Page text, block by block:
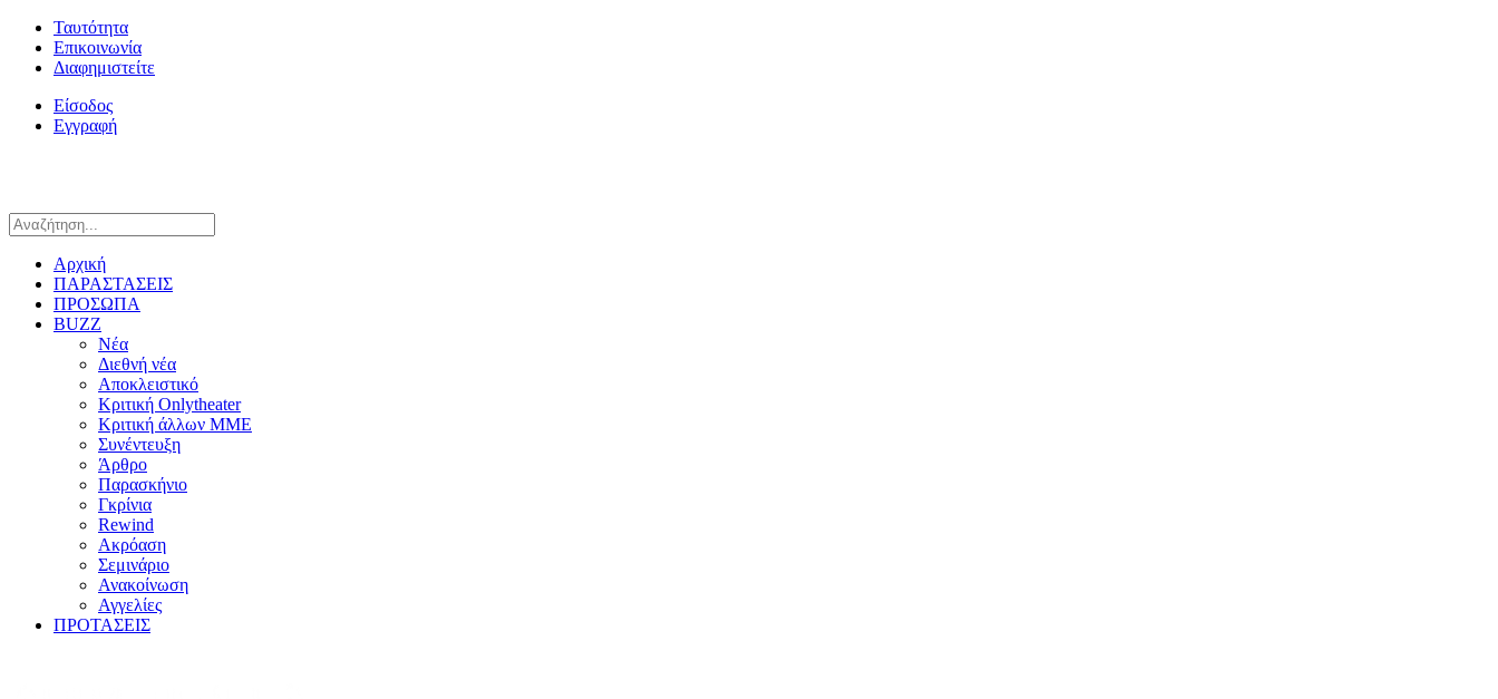
Ταυτότητα
Επικοινωνία
Διαφημιστείτε
Είσοδος
Εγγραφή
Αρχική
ΠΑΡΑΣΤΑΣΕΙΣ
ΠΡΟΣΩΠΑ
BUZZ
Νέα
Διεθνή νέα
Αποκλειστικό
Κριτική Onlytheater
Κριτική άλλων ΜΜΕ
Συνέντευξη
Άρθρο
Παρασκήνιο
Γκρίνια
Rewind
Ακρόαση
Σεμινάριο
Ανακοίνωση
Αγγελίες
ΠΡΟΤΑΣΕΙΣ